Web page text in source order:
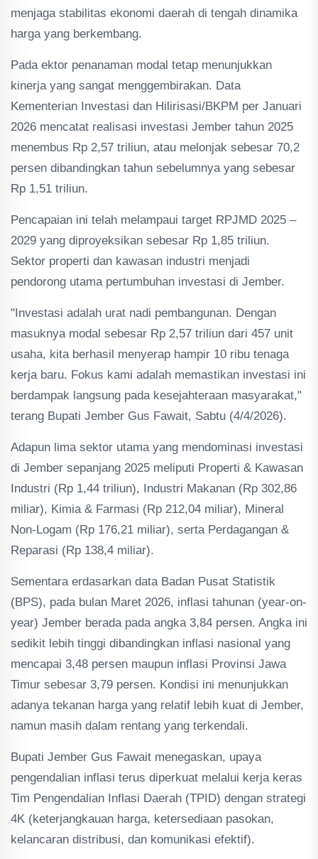
menjaga stabilitas ekonomi daerah di tengah dinamika
harga yang berkembang.
Pada ektor penanaman modal tetap menunjukkan
kinerja yang sangat menggembirakan. Data
Kementerian Investasi dan Hilirisasi/BKPM per Januari
2026 mencatat realisasi investasi Jember tahun 2025
menembus Rp 2,57 triliun, atau melonjak sebesar 70,2
persen dibandingkan tahun sebelumnya yang sebesar
Rp 1,51 triliun.
Pencapaian ini telah melampaui target RPJMD 2025 –
2029 yang diproyeksikan sebesar Rp 1,85 triliun.
Sektor properti dan kawasan industri menjadi
pendorong utama pertumbuhan investasi di Jember.
"Investasi adalah urat nadi pembangunan. Dengan
masuknya modal sebesar Rp 2,57 triliun dari 457 unit
usaha, kita berhasil menyerap hampir 10 ribu tenaga
kerja baru. Fokus kami adalah memastikan investasi ini
berdampak langsung pada kesejahteraan masyarakat,"
terang Bupati Jember Gus Fawait, Sabtu (4/4/2026).
Adapun lima sektor utama yang mendominasi investasi
di Jember sepanjang 2025 meliputi Properti & Kawasan
Industri (Rp 1,44 triliun), Industri Makanan (Rp 302,86
miliar), Kimia & Farmasi (Rp 212,04 miliar), Mineral
Non-Logam (Rp 176,21 miliar), serta Perdagangan &
Reparasi (Rp 138,4 miliar).
Sementara erdasarkan data Badan Pusat Statistik
(BPS), pada bulan Maret 2026, inflasi tahunan (year-on-
year) Jember berada pada angka 3,84 persen. Angka ini
sedikit lebih tinggi dibandingkan inflasi nasional yang
mencapai 3,48 persen maupun inflasi Provinsi Jawa
Timur sebesar 3,79 persen. Kondisi ini menunjukkan
adanya tekanan harga yang relatif lebih kuat di Jember,
namun masih dalam rentang yang terkendali.
Bupati Jember Gus Fawait menegaskan, upaya
pengendalian inflasi terus diperkuat melalui kerja keras
Tim Pengendalian Inflasi Daerah (TPID) dengan strategi
4K (keterjangkauan harga, ketersediaan pasokan,
kelancaran distribusi, dan komunikasi efektif).